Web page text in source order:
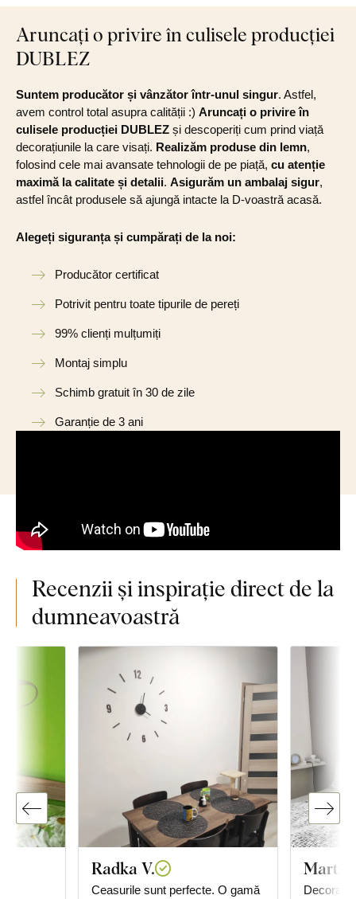
Aruncați o privire în culisele producției
DUBLEZ
Suntem producător și vânzător într-unul singur. Astfel,
avem control total asupra calității :) Aruncați o privire în
culisele producției DUBLEZ și descoperiți cum prind viață
decorațiunile la care visați. Realizăm produse din lemn,
folosind cele mai avansate tehnologii de pe piață, cu atenție
maximă la calitate și detalii. Asigurăm un ambalaj sigur,
astfel încât produsele să ajungă intacte la D-voastră acasă.
Alegeți siguranța și cumpărați de la noi:
Producător certificat
Potrivit pentru toate tipurile de pereți
99% clienți mulțumiți
Montaj simplu
Schimb gratuit în 30 de zile
Garanție de 3 ani
Recenzii și inspirație direct de la
dumneavoastră
Radka V.
Ceasurile sunt perfecte. O gamă
Marta
Decorare